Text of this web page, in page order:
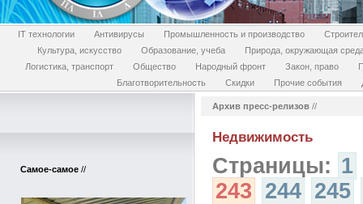
IT технологии Антивирусы Промышленность и производство
Культура, искусство
Образование, учеба
Природа, окружающая
Логистика, транспорт
Общество Народный фронт Закон, право
Благотворительность
Скидки Прочие события
Самое-самое //
Архив пресс-релизов //
Недвижимость
Страницы: 1
243 244 245